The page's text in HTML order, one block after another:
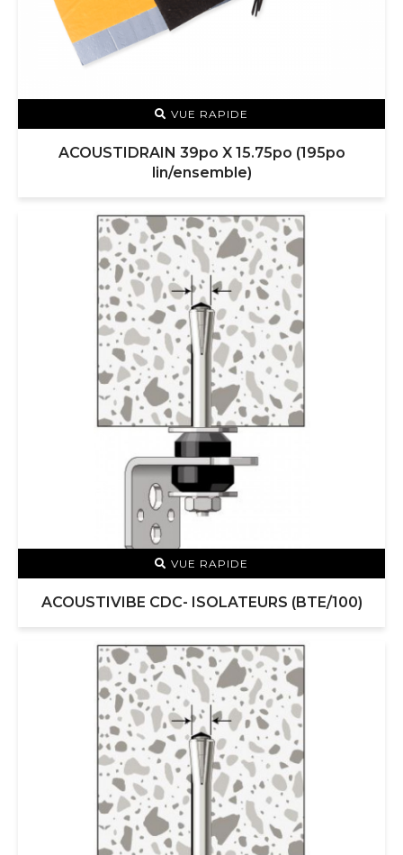
VUE RAPIDE
ACOUSTIDRAIN 39po X 15.75po (195po
lin/ensemble)
VUE RAPIDE
ACOUSTIVIBE CDC- ISOLATEURS (BTE/100)